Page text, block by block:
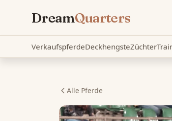
DreamQuarters
VerkaufspferdeDeckhengsteZüchter
Alle Pferde